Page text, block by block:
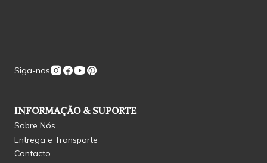
Siga-nos
INFORMAÇÃO & SUPORTE
Sobre Nós
Entrega e Transporte
Contacto